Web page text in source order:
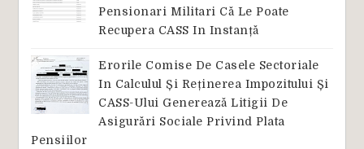
Pensionari Militari Că Le Poate
Recupera CASS In Instanță
Erorile Comise De Casele Sectoriale
In Calculul Și Reținerea Impozitului Și
CASS-Ului Generează Litigii De
Asigurări Sociale Privind Plata
Pensiilor